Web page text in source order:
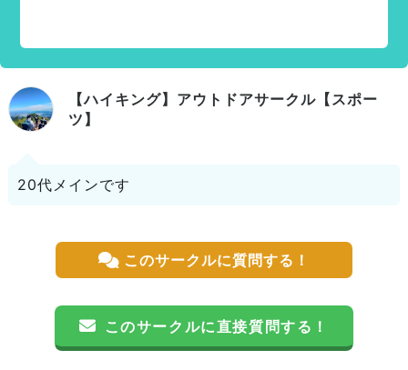
【ハイキング】アウトドアサークル【スポー
ツ】
20代メインです
このサークルに質問する！
このサークルに直接質問する！